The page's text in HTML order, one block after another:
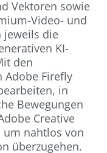
Vektoren sowie
Video- und
jeweils die
KI-
den
Adobe Firefly
in
Bewegungen
Creative
um nahtlos von
überzugehen.